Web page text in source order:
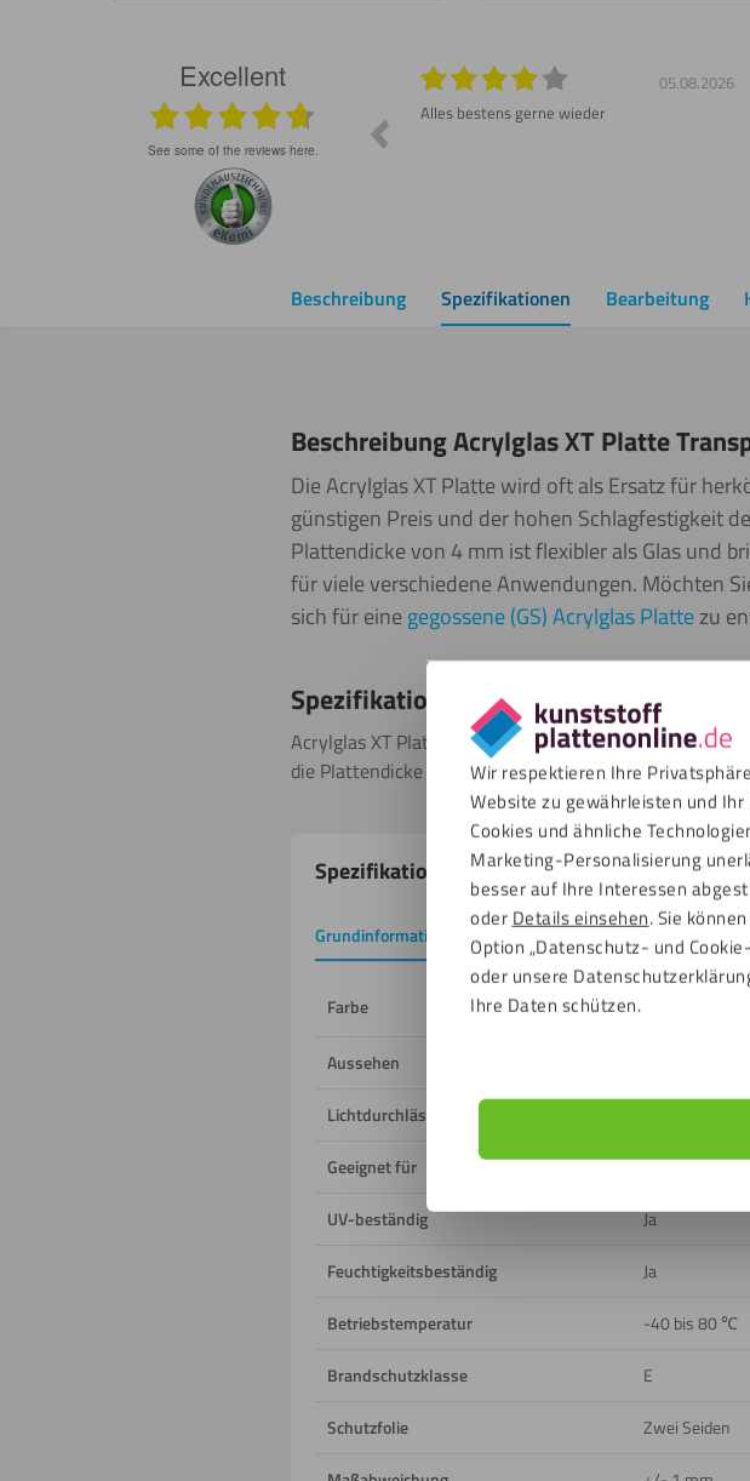
Wir respektieren Ihre
Website zu gewährleisten und
Cookies und ähnliche
Marketing-Personalisierung
besser auf Ihre Interessen
oderDetails einsehen. Sie
Option „Datenschutz- und
oder unsere
Ihre Daten schützen.
Excellent
see some of the reviews here.
Großes Lob. Tolle Auswahl und eine schnelle
Lieferung. Sehr zu empfehlen!
05.08.2026
Alles bestens gerne wieder
Beschreibung Spezifikationen Bearbeitung
Beschreibung Acrylglas XT Platte
Die Acrylglas XT Platte wird oft als Ersatz für
günstigen Preis und der hohen Schlagfestigkeit
Plattendicke von 4 mm ist flexibler als Glas und
für viele verschiedene Anwendungen. Möchten
sich für eine gegossene (GS) Acrylglas Plattezu
Spezifikationen
Acrylglas XT Platten haben eine Reihe wichtiger
die Plattendicke ca. 10 % abweichen kann. Die Platte
Produkteigenschaften
Spezifikationen
Grundinformation Downloads
Farbe
Aussehen
Lichtdurchlässigkeit
Geeignet für Draußen,
UV-beständig Ja
Feuchtigkeitsbeständig Ja
Betriebstemperatur -40 bis 80 ℃
Brandschutzklasse E
Schutzfolie Zwei Seiden